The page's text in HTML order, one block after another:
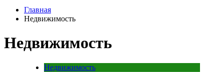
Главная
Недвижимость
Недвижимость
Недвижимость